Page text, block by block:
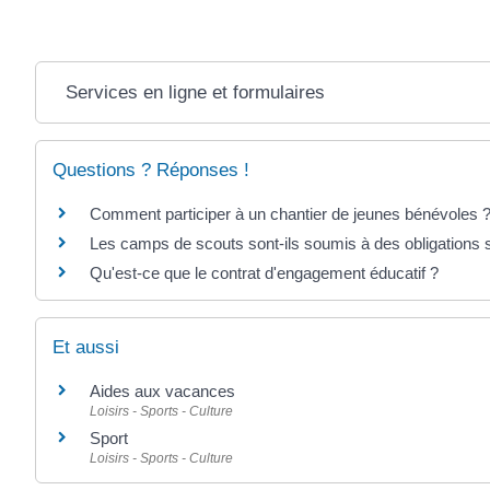
Services en ligne et formulaires
Questions ? Réponses !
Comment participer à un chantier de jeunes bénévoles ?
Les camps de scouts sont-ils soumis à des obligations
Qu'est-ce que le contrat d'engagement éducatif ?
Et aussi
Aides aux vacances
Loisirs - Sports - Culture
Sport
Loisirs - Sports - Culture